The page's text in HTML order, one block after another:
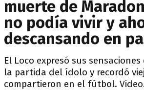
muerte de
no podía vivir y
descansando en
El Loco expresó sus
la partida del ídolo y recordó
compartieron en el fútbol.